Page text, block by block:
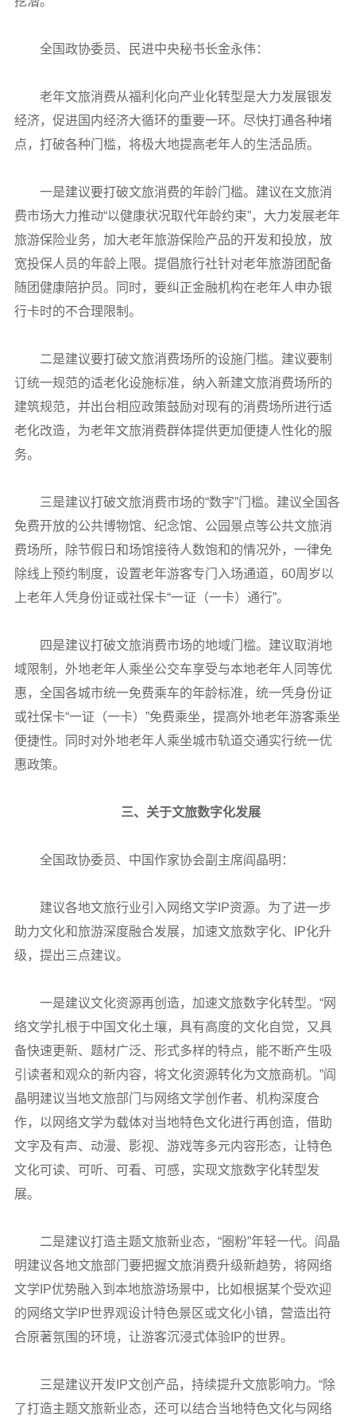
全国政协委员、民进中央秘书长金永伟：
老年文旅消费从福利化向产业化转型是大力发展银发
经济，促进国内经济大循环的重要一环。尽快打通各种堵
点，打破各种门槛，将极大地提高老年人的生活品质。
一是建议要打破文旅消费的年龄门槛。建议在文旅消
费市场大力推动“以健康状况取代年龄约束”，大力发展老年
旅游保险业务，加大老年旅游保险产品的开发和投放，放
宽投保人员的年龄上限。提倡旅行社针对老年旅游团配备
随团健康陪护员。同时，要纠正金融机构在老年人申办银
行卡时的不合理限制。
二是建议要打破文旅消费场所的设施门槛。建议要制
订统一规范的适老化设施标准，纳入新建文旅消费场所的
建筑规范，并出台相应政策鼓励对现有的消费场所进行适
老化改造，为老年文旅消费群体提供更加便捷人性化的服
务。
三是建议打破文旅消费市场的“数字”门槛。建议全国各
免费开放的公共博物馆、纪念馆、公园景点等公共文旅消
费场所，除节假日和场馆接待人数饱和的情况外，一律免
除线上预约制度，设置老年游客专门入场通道，60周岁以
上老年人凭身份证或社保卡“一证（一卡）通行”。
四是建议打破文旅消费市场的地域门槛。建议取消地
域限制，外地老年人乘坐公交车享受与本地老年人同等优
惠，全国各城市统一免费乘车的年龄标准，统一凭身份证
或社保卡“一证（一卡）”免费乘坐，提高外地老年游客乘坐
便捷性。同时对外地老年人乘坐城市轨道交通实行统一优
惠政策。
三、关于文旅数字化发展
全国政协委员、中国作家协会副主席阎晶明：
建议各地文旅行业引入网络文学IP资源。为了进一步
助力文化和旅游深度融合发展，加速文旅数字化、IP化升
级，提出三点建议。
一是建议文化资源再创造，加速文旅数字化转型。“网
络文学扎根于中国文化土壤，具有高度的文化自觉，又具
备快速更新、题材广泛、形式多样的特点，能不断产生吸
引读者和观众的新内容，将文化资源转化为文旅商机。”阎
晶明建议当地文旅部门与网络文学创作者、机构深度合
作，以网络文学为载体对当地特色文化进行再创造，借助
文字及有声、动漫、影视、游戏等多元内容形态，让特色
文化可读、可听、可看、可感，实现文旅数字化转型发
展。
二是建议打造主题文旅新业态，“圈粉”年轻一代。阎晶
明建议各地文旅部门要把握文旅消费升级新趋势，将网络
文学IP优势融入到本地旅游场景中，比如根据某个受欢迎
的网络文学IP世界观设计特色景区或文化小镇，营造出符
合原著氛围的环境，让游客沉浸式体验IP的世界。
三是建议开发IP文创产品，持续提升文旅影响力。“除
了打造主题文旅新业态，还可以结合当地特色文化与网络